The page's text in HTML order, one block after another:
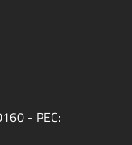
- PEC: